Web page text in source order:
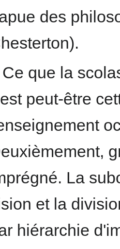
des
que la
peut-être
La
et la
hiérarchie